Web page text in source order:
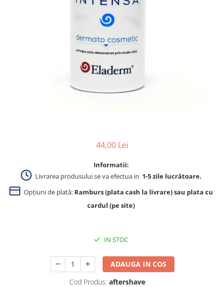
44,00 Lei
Informatii:
Livrarea produsului se va efectua in 1-5 zile lucrătoare.
Opțiuni de plată: Ramburs (plata cash la livrare) sau plata cu
cardul (pe site)
IN STOC
ADAUGA IN COS
Cod Produs: aftershave